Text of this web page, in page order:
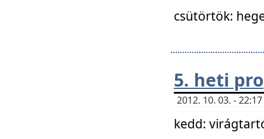
csütörtök:
5. heti
2012. 10. 03. -
kedd: